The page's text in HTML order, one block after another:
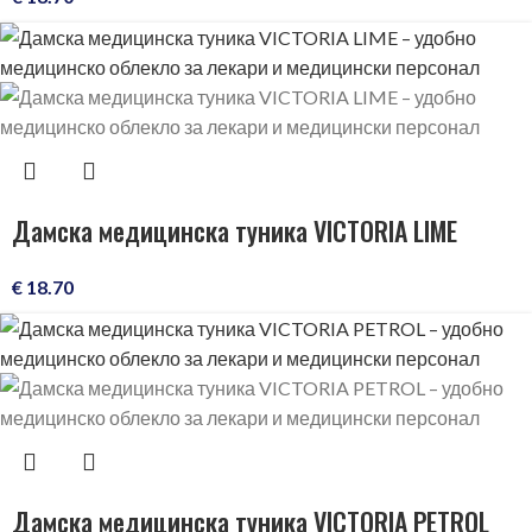
Дамска медицинска туника VICTORIA LIME
€ 18.70
Дамска медицинска туника VICTORIA PETROL